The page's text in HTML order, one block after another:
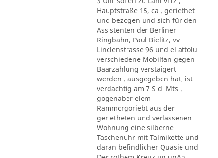
Hauptstraße 15, ca . geriethet
und bezogen und sich für den
Assistenten der Berliner
Ringbahn, Paul Bielitz, vv
Linclenstrasse 96 und el attolu
verschiedene Mobiltan gegen
Baarzahlung verstaigert
werden . ausgegeben hat, ist
verdachtig am 7 S d. Mts .
gogenaber elem
Rammcrgoriebt aus der
gerietheten und verlassenen
Wohnung eine silberne
Taschenuhr mit Talmikette und
daran befindlicher Quasie und